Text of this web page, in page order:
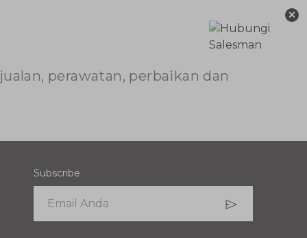
perawatan, perbaikan dan
×
Subscribe